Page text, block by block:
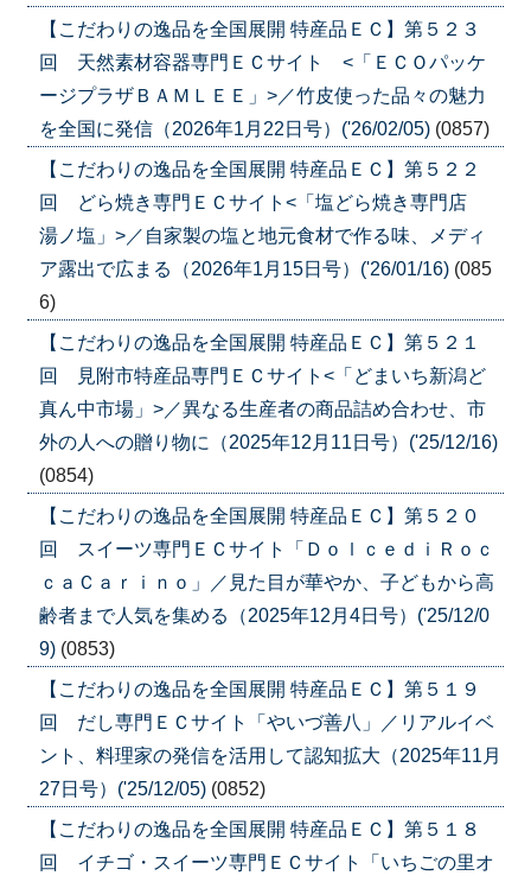
【こだわりの逸品を全国展開 特産品ＥＣ】第５２３
回 天然素材容器専門ＥＣサイト <「ＥＣＯパッケ
ージプラザＢＡＭＬＥＥ」>／竹皮使った品々の魅力
を全国に発信（2026年1月22日号）('26/02/05) (0857)
【こだわりの逸品を全国展開 特産品ＥＣ】第５２２
回 どら焼き専門ＥＣサイト<「塩どら焼き専門店
湯ノ塩」>／自家製の塩と地元食材で作る味、メディ
ア露出で広まる（2026年1月15日号）('26/01/16) (085
6)
【こだわりの逸品を全国展開 特産品ＥＣ】第５２１
回 見附市特産品専門ＥＣサイト<「どまいち新潟ど
真ん中市場」>／異なる生産者の商品詰め合わせ、市
外の人への贈り物に（2025年12月11日号）('25/12/16)
(0854)
【こだわりの逸品を全国展開 特産品ＥＣ】第５２０
回 スイーツ専門ＥＣサイト「ＤｏｌｃｅｄｉＲｏｃ
ｃａＣａｒｉｎｏ」／見た目が華やか、子どもから高
齢者まで人気を集める（2025年12月4日号）('25/12/0
9) (0853)
【こだわりの逸品を全国展開 特産品ＥＣ】第５１９
回 だし専門ＥＣサイト「やいづ善八」／リアルイベ
ント、料理家の発信を活用して認知拡大（2025年11月
27日号）('25/12/05) (0852)
【こだわりの逸品を全国展開 特産品ＥＣ】第５１８
回 イチゴ・スイーツ専門ＥＣサイト「いちごの里オ